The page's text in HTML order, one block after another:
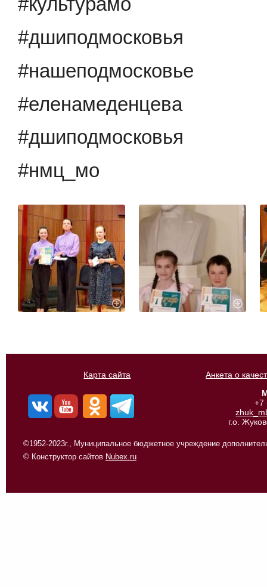
#дшиподмосковья
#нашеподмосковье
#еленамеденцева
#дшиподмосковья
#нмц_мо
Карта сайта
Анкета о
+7
г.о.
©1952-2023г., Муниципальное бюджетное учреждение
© Конструктор сайтов Nubex.ru